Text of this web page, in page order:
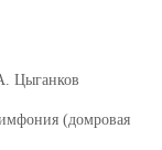
Цыганков
(домровая